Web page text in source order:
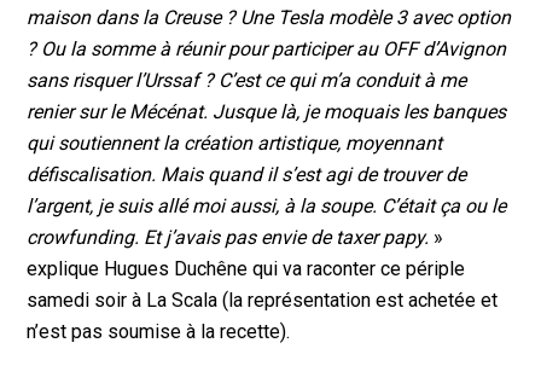
maison dans la Creuse ? Une Tesla modèle 3 avec option
? Ou la somme à réunir pour participer au OFF d’Avignon
sans risquer l’Urssaf ? C’est ce qui m’a conduit à me
renier sur le Mécénat. Jusque là, je moquais les banques
qui soutiennent la création artistique, moyennant
défiscalisation. Mais quand il s’est agi de trouver de
l’argent, je suis allé moi aussi, à la soupe. C’était ça ou le
crowfunding. Et j’avais pas envie de taxer papy. »
explique Hugues Duchêne qui va raconter ce périple
samedi soir à La Scala (la représentation est achetée et
n’est pas soumise à la recette).